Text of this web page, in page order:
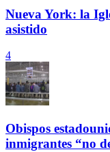
Nueva York: la
asistido
4
Obispos
inmigrantes “no